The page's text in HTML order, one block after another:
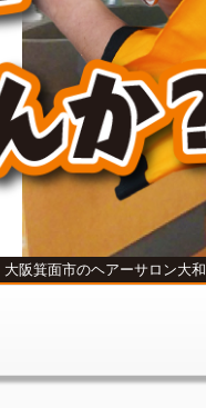
大阪箕面市のヘアーサロン大和